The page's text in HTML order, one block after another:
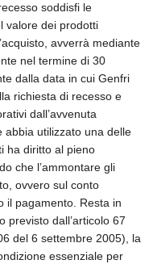
soddisfi le
valore dei prodotti
avverrà mediante
nel termine di 30
dalla data in cui Genfri
richiesta di recesso e
dall’avvenuta
abbia utilizzato una delle
ha diritto al pieno
che l’ammontare gli
ovvero sul conto
il pagamento. Resta in
previsto dall’articolo 67
del 6 settembre 2005), la
essenziale per